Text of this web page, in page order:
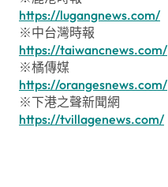
https://lugangnews.com/
※中台灣時報
https://taiwancnews.com/
※橘傳媒
https://orangesnews.com/
※下港之聲新聞網
https://tvillagenews.com/